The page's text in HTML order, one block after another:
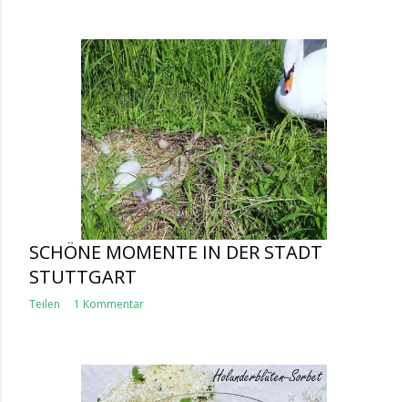
SCHÖNE MOMENTE IN DER STADT
STUTTGART
Teilen 1 Kommentar